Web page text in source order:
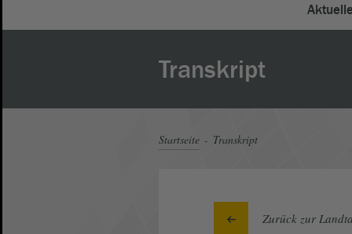
Transkript
Startseite Transkript
Zurück zur